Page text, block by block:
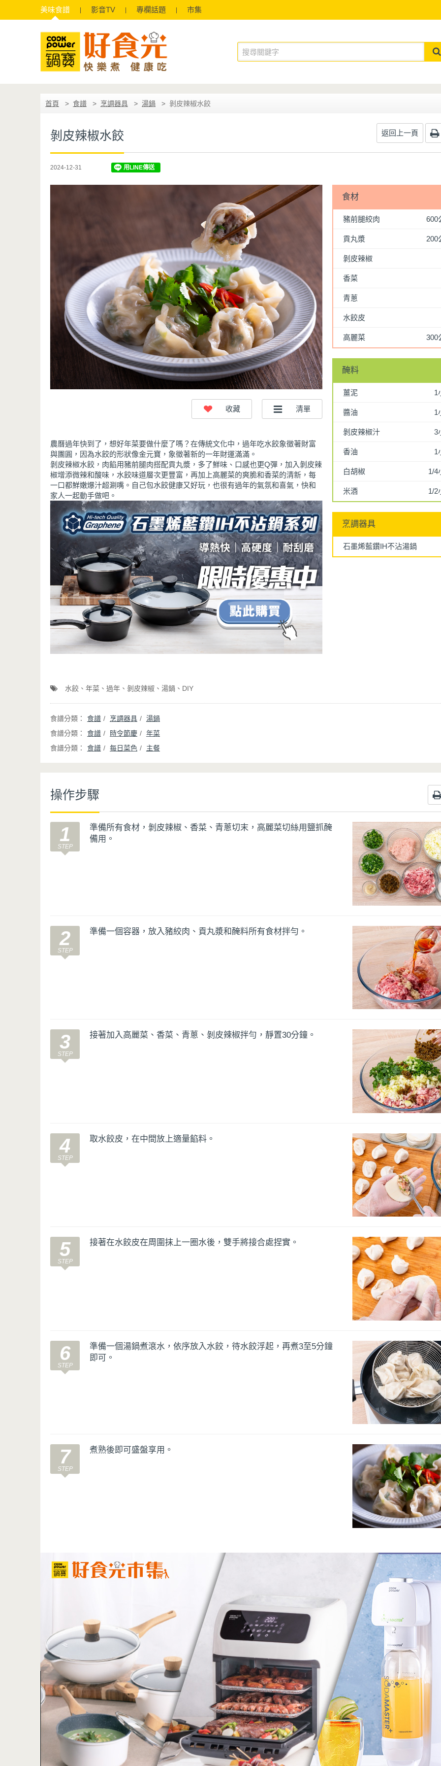
美味食譜 影音TV 專欄話題 市集
首頁 食譜 烹調器具 湯鍋 剝皮辣椒水餃
剝皮辣椒水餃 返回上一頁
2024-12-31
農曆過年快到了，想好年菜要做什麼了嗎？在傳統文化中，過年吃水餃象徵著財富
與團圓，因為水餃的形狀像金元寶，象徵著新的一年財運滿滿。
剝皮辣椒水餃，肉餡用豬前腿肉搭配貢丸漿，多了鮮味、口感也更Q彈，加入剝皮辣
椒增添微辣和酸味，水餃味道層次更豐富，再加上高麗菜的爽脆和香菜的清新，每
一口都鮮嫩爆汁超涮嘴。自己包水餃健康又好玩，也很有過年的氣氛和喜氣，快和
家人一起動手做吧。
食材
豬前腿絞肉 600
貢丸漿 200
剝皮辣椒
香菜
青蔥
水餃皮
高麗菜 300
醃料
薑泥 1
醬油 1
剝皮辣椒汁 3
香油 1
白胡椒 1/4
米酒 1/2
烹調器具
石墨烯藍鑽IH不沾湯鍋
水餃 年菜 過年 剝皮辣椒 湯鍋 DIY
食譜 烹調器具
湯鍋
食譜
時令節慶
年菜
食譜
每日菜色 主餐
操作步驟
1
準備所有食材，剝皮辣椒、香菜、青蔥切末，高麗菜切絲用鹽抓醃
備用。
2 準備一個容器，放入豬絞肉、貢丸漿和醃料所有食材拌勻。
3 接著加入高麗菜、香菜、青蔥、剝皮辣椒拌勻，靜置30分鐘。
4 取水餃皮，在中間放上適量餡料。
5 接著在水餃皮在周圍抹上一圈水後，雙手將接合處捏實。
6
準備一個湯鍋煮滾水，依序放入水餃，待水餃浮起，再煮3至5分鐘
即可。
7 煮熟後即可盛盤享用。